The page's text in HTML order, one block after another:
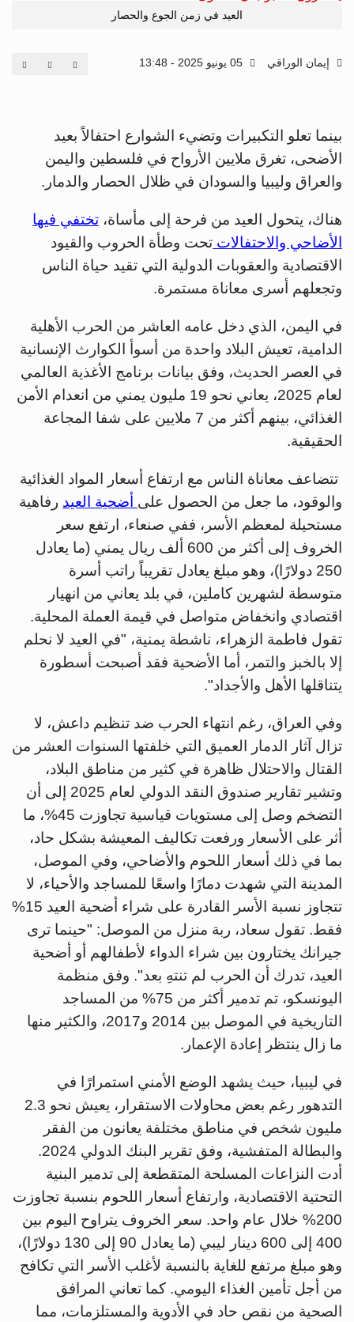
العيد في زمن الجوع والحصار
إيمان الوراقي
بينما تعلو التكبيرات وتضيء الشوارع احتفالاً بعيد
الأضحى، تغرق ملايين الأرواح في فلسطين واليمن
والعراق وليبيا والسودان في ظلال الحصار والدمار.
هناك، يتحول العيد من فرحة إلى مأساة، تختفي فيها
الأضاحي والاحتفالات تحت وطأة الحروب والقيود
الاقتصادية والعقوبات الدولية التي تقيد حياة الناس
وتجعلهم أسرى معاناة مستمرة.
في اليمن، الذي دخل عامه العاشر من الحرب الأهلية
الدامية، تعيش البلاد واحدة من أسوأ الكوارث الإنسانية
في العصر الحديث، وفق بيانات برنامج الأغذية العالمي
لعام 2025، يعاني نحو 19 مليون يمني من انعدام الأمن
الغذائي، بينهم أكثر من 7 ملايين على شفا المجاعة
الحقيقية.
تتضاعف معاناة الناس مع ارتفاع أسعار المواد الغذائية
والوقود، ما جعل من الحصول على أضحية العيد رفاهية
مستحيلة لمعظم الأسر، ففي صنعاء، ارتفع سعر
الخروف إلى أكثر من 600 ألف ريال يمني (ما يعادل
250 دولارًا)، وهو مبلغ يعادل تقريباً راتب أسرة
متوسطة لشهرين كاملين، في بلد يعاني من انهيار
اقتصادي وانخفاض متواصل في قيمة العملة المحلية.
تقول فاطمة الزهراء، ناشطة يمنية، "في العيد لا نحلم
إلا بالخبز والتمر، أما الأضحية فقد أصبحت أسطورة
يتناقلها الأهل والأجداد".
وفي العراق، رغم انتهاء الحرب ضد تنظيم داعش، لا
تزال آثار الدمار العميق التي خلفتها السنوات العشر من
القتال والاحتلال ظاهرة في كثير من مناطق البلاد،
وتشير تقارير صندوق النقد الدولي لعام 2025 إلى أن
التضخم وصل إلى مستويات قياسية تجاوزت 45%، ما
أثر على الأسعار ورفعت تكاليف المعيشة بشكل حاد،
بما في ذلك أسعار اللحوم والأضاحي، وفي الموصل،
المدينة التي شهدت دمارًا واسعًا للمساجد والأحياء، لا
تتجاوز نسبة الأسر القادرة على شراء أضحية العيد 15%
فقط. تقول سعاد، ربة منزل من الموصل: "حينما ترى
جيرانك يختارون بين شراء الدواء لأطفالهم أو أضحية
العيد، تدرك أن الحرب لم تنتهِ بعد". وفق منظمة
اليونسكو، تم تدمير أكثر من 75% من المساجد
التاريخية في الموصل بين 2014 و2017، والكثير منها
ما زال ينتظر إعادة الإعمار.
في ليبيا، حيث يشهد الوضع الأمني استمرارًا في
التدهور رغم بعض محاولات الاستقرار، يعيش نحو 2.3
مليون شخص في مناطق مختلفة يعانون من الفقر
والبطالة المتفشية، وفق تقرير البنك الدولي 2024.
أدت النزاعات المسلحة المتقطعة إلى تدمير البنية
التحتية الاقتصادية، وارتفاع أسعار اللحوم بنسبة تجاوزت
200% خلال عام واحد. سعر الخروف يتراوح اليوم بين
400 إلى 600 دينار ليبي (ما يعادل 90 إلى 130 دولارًا)،
وهو مبلغ مرتفع للغاية بالنسبة لأغلب الأسر التي تكافح
من أجل تأمين الغذاء اليومي. كما تعاني المرافق
الصحية من نقص حاد في الأدوية والمستلزمات، مما